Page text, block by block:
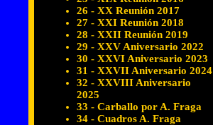
26 - XX Reunión 2017
27 - XXI Reunión 2018
28 - XXII Reunión 2019
29 - XXV Aniversario 2022
30 - XXVI Aniversario 2023
31 - XXVII Aniversario 2024
32 - XXVIII Aniversario
2025
33 - Carballo por A. Fraga
34 - Cuadros A. Fraga